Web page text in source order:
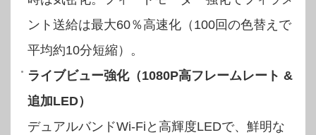
ント送給は最大60％高速化（100回の色替えで
平均約10分短縮）。
ライブビュー強化（1080P高フレームレート &
追加LED）
デュアルバンドWi-Fiと高輝度LEDで、鮮明な